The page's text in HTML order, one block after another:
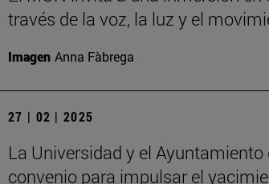
través de la voz, la luz y el
Imagen Anna Fàbrega
27 | 02 | 2025
La Universidad y el
convenio para impulsar el